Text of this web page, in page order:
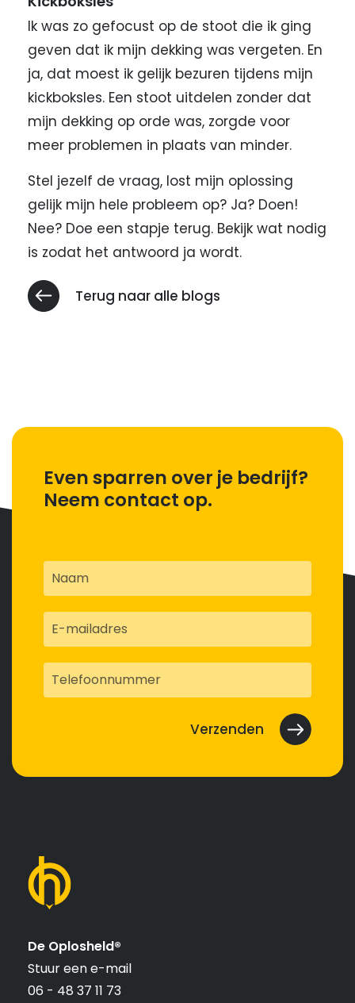
Ik was zo gefocust op de stoot die ik ging
geven dat ik mijn dekking was vergeten. En
ja, dat moest ik gelijk bezuren tijdens mijn
kickboksles. Een stoot uitdelen zonder dat
mijn dekking op orde was, zorgde voor
meer problemen in plaats van minder.
Stel jezelf de vraag, lost mijn oplossing
gelijk mijn hele probleem op? Ja? Doen!
Nee? Doe een stapje terug. Bekijk wat nodig
is zodat het antwoord ja wordt.
Terug naar alle blogs
Even sparren over je bedrijf?
Neem contact op.
De Oplosheld®
Stuur een e-mail
06 - 48 37 11 73